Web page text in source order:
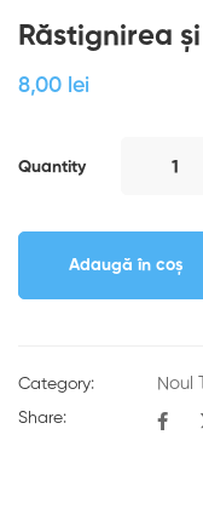
Răstignirea
8,00 lei
Quantity
Adaugă în coș
Category: Noul
Share: